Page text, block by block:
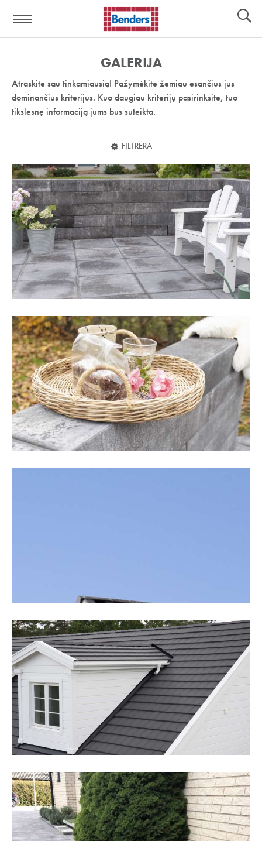
nuoroda:
GALERIJA
Atraskite sau tinkamiausią! Pažymėkite žemiau esančius jus
dominančius kriterijus. Kuo daugiau kriterijų pasirinksite, tuo
tikslesnę informaciją jums bus suteikta.
FILTRERA